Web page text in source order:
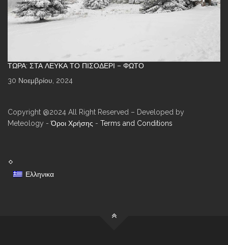
ΤΏΡΑ: ΣΤΑ ΛΕΥΚΆ ΤΟ ΠΙΣΟΔΈΡΙ – ΦΩΤΌ
30 Νοεμβρίου, 2024
Copyright @2024 All Right Reserved – Developed by
Meteology -Όροι Χρήσης - Terms and Conditions
Ελληνικα